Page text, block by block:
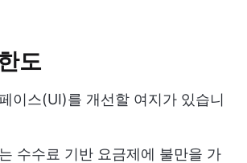
도
이스(UI)를 개선할 여지가 있습니
수수료 기반 요금제에 불만을 가